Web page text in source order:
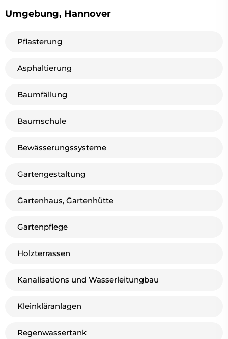
Umgebung, Hannover
Pflasterung
Asphaltierung
Baumfällung
Baumschule
Bewässerungssysteme
Gartengestaltung
Gartenhaus, Gartenhütte
Gartenpflege
Holzterrassen
Kanalisations und Wasserleitungbau
Kleinkläranlagen
Regenwassertank